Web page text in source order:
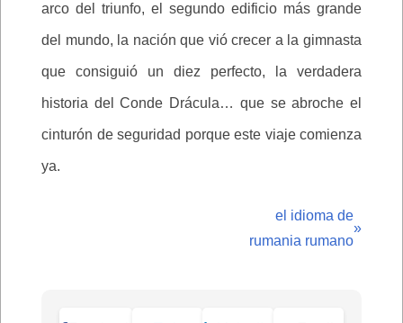
arco del triunfo, el segundo edificio más grande
del mundo, la nación que vió crecer a la gimnasta
que consiguió un diez perfecto, la verdadera
historia del Conde Drácula… que se abroche el
cinturón de seguridad porque este viaje comienza
ya.
el idioma de
rumania rumano
»